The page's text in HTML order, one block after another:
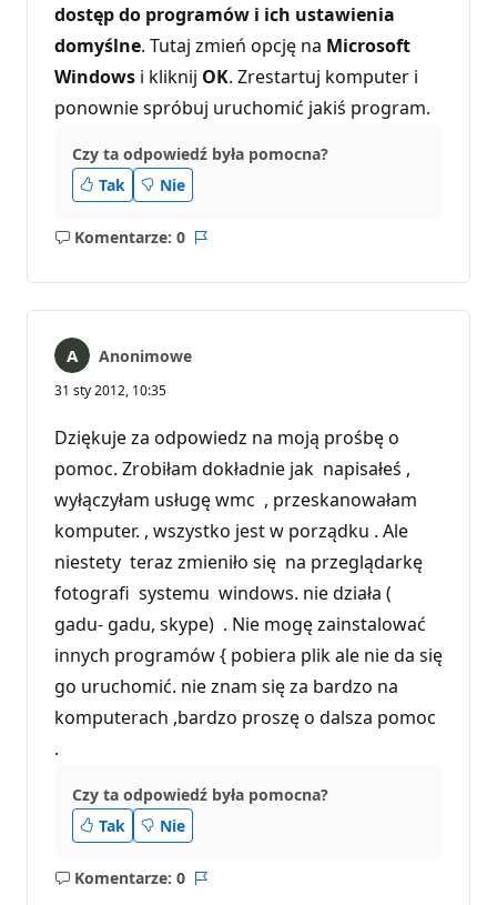
dostęp do programów i ich ustawienia
domyślne. Tutaj zmień opcję na Microsoft
Windows i kliknij OK. Zrestartuj komputer i
ponownie spróbuj uruchomić jakiś program.
Czy ta odpowiedź była pomocna?
Tak
Nie
Komentarze: 0
Brak
Anonimowe
31 sty 2012, 10:35
Dziękuje za odpowiedz na moją prośbę o
pomoc. Zrobiłam dokładnie jak napisałeś ,
wyłączyłam usługę wmc , przeskanowałam
komputer. , wszystko jest w porządku . Ale
niestety teraz zmieniło się na przeglądarkę
fotografi systemu windows. nie działa (
gadu- gadu, skype) . Nie mogę zainstalować
innych programów { pobiera plik ale nie da się
go uruchomić. nie znam się za bardzo na
komputerach ,bardzo proszę o dalsza pomoc
.
Czy ta odpowiedź była pomocna?
Tak
Nie
Komentarze: 0
Brak